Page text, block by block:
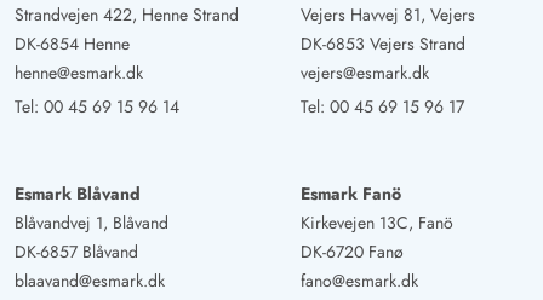
Strandvejen 422, Henne Strand
DK-6854 Henne
henne@esmark.dk
Tel: 00 45 69 15 96 14
Vejers Havvej 81, Vejers
DK-6853 Vejers Strand
vejers@esmark.dk
Tel: 00 45 69 15 96 17
Esmark Blåvand
Blåvandvej 1, Blåvand
DK-6857 Blåvand
blaavand@esmark.dk
Esmark Fanö
Kirkevejen 13C, Fanö
DK-6720 Fanø
fano@esmark.dk